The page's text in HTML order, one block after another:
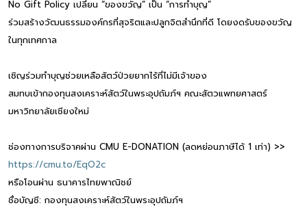
No Gift Policy เปลี่ยน “ของขวัญ” เป็น “การทำบุญ”
ร่วมสร้างวัฒนธรรมองค์กรที่สุจริตและปลูกจิตสำนึกที่ดี โดยงดรับของขวัญ
ในทุกเทศกาล
เชิญร่วมทำบุญช่วยเหลือสัตว์ป่วยยากไร้ที่ไม่มีเจ้าของ
สมทบเข้ากองทุนสงเคราะห์สัตว์ในพระอุปถัมภ์ฯ คณะสัตวแพทยศาสตร์
มหาวิทยาลัยเชียงใหม่
ช่องทางการบริจาคผ่าน CMU E-DONATION (ลดหย่อนภาษีได้ 1 เท่า) >>
https://cmu.to/EqO2c
หรือโอนผ่าน ธนาคารไทยพาณิชย์
ชื่อบัญชี: กองทุนสงเคราะห์สัตว์ในพระอุปถัมภ์ฯ